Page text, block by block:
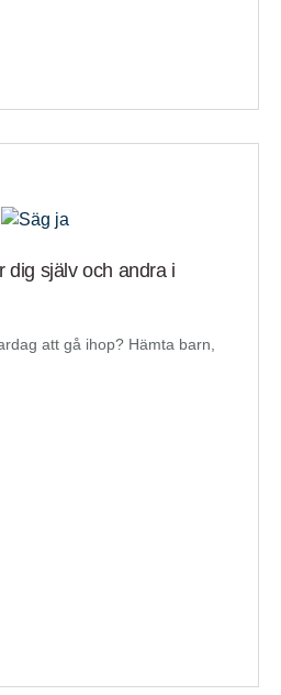
dig själv och andra i
att gå ihop? Hämta barn,